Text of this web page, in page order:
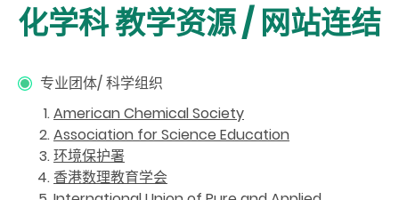
化学科 教学资源 / 网站连结
专业团体/ 科学组织
American Chemical Society
Association for Science Education
环境保护署
香港数理教育学会